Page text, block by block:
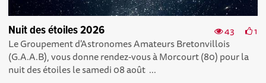
43 1
Nuit des étoiles 2026
Le Groupement d'Astronomes Amateurs Bretonvillois
(G.A.A.B), vous donne rendez-vous à Morcourt (80) pour la
nuit des étoiles le samedi 08 août ...